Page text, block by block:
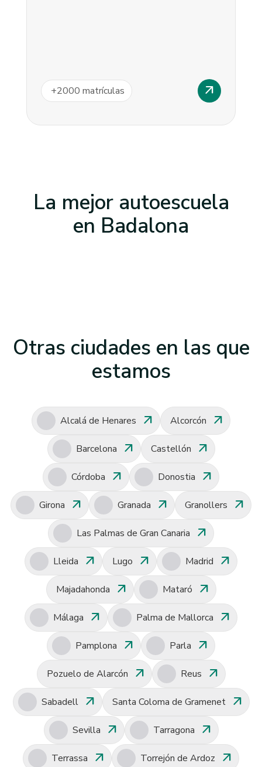
+2000 matrículas arrow_outward
La mejor autoescuela
en Badalona
Otras ciudades en las que
estamos
Alcalá de Henares arrow_outward Alcorcón arrow_outward
Barcelona arrow_outward Castellón arrow_outward
Córdoba arrow_outward Donostia arrow_outward
Girona arrow_outward Granada arrow_outward Granollers arrow_outward
Las Palmas de Gran Canaria arrow_outward
Lleida arrow_outward Lugo arrow_outward Madrid arrow_outward
Majadahonda arrow_outward Mataró arrow_outward
Málaga arrow_outward Palma de Mallorca arrow_outward
Pamplona arrow_outward Parla arrow_outward
Pozuelo de Alarcón arrow_outward Reus arrow_outward
Sabadell arrow_outward Santa Coloma de Gramenet arrow_outward
Sevilla arrow_outward Tarragona arrow_outward
Terrassa arrow_outward Torrejón de Ardoz arrow_outward